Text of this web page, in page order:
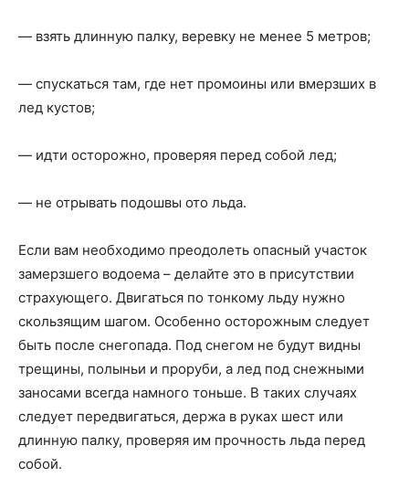
— взять длинную палку, веревку не менее 5 метров;
— спускаться там, где нет промоины или вмерзших в
лед кустов;
— идти осторожно, проверяя перед собой лед;
— не отрывать подошвы ото льда.
Если вам необходимо преодолеть опасный участок
замерзшего водоема – делайте это в присутствии
страхующего. Двигаться по тонкому льду нужно
скользящим шагом. Особенно осторожным следует
быть после снегопада. Под снегом не будут видны
трещины, полыньи и проруби, а лед под снежными
заносами всегда намного тоньше. В таких случаях
следует передвигаться, держа в руках шест или
длинную палку, проверяя им прочность льда перед
собой.